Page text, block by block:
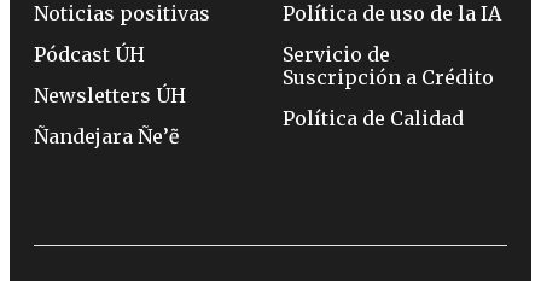
Noticias positivas
Pódcast ÚH
Newsletters ÚH
Ñandejara Ñe’ẽ
Política de uso de la IA
Servicio de
Suscripción a Crédito
Política de Calidad